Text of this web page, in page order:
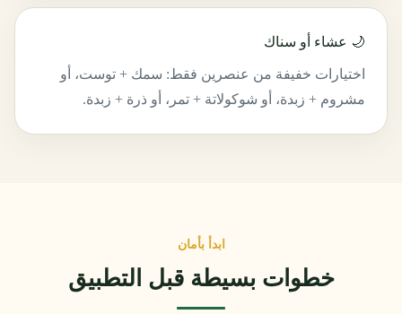
🌙 عشاء أو سناك
اختيارات خفيفة من عنصرين فقط: سمك + توست، أو
مشروم + زبدة، أو شوكولاتة + تمر، أو ذرة + زبدة.
ابدأ بأمان
خطوات بسيطة قبل التطبيق